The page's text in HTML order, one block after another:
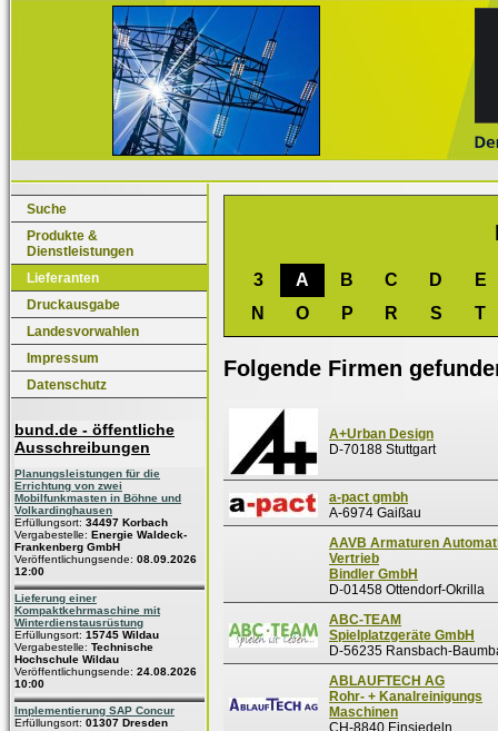
Suche
Produkte &
Dienstleistungen
Lieferanten
Druckausgabe
Landesvorwahlen
Impressum
Datenschutz
bund.de - öffentliche
Ausschreibungen
Planungsleistungen für die
Errichtung von zwei
Mobilfunkmasten in Böhne und
Volkardinghausen
Erfüllungsort: 34497 Korbach
Vergabestelle: Energie Waldeck-
Frankenberg GmbH
Veröffentlichungsende: 08.09.2026
12:00
Lieferung einer
Kompaktkehrmaschine mit
Winterdienstausrüstung
Erfüllungsort: 15745 Wildau
Vergabestelle: Technische
Hochschule Wildau
Veröffentlichungsende: 24.08.2026
10:00
Implementierung SAP Concur
Erfüllungsort: 01307 Dresden
3 A B C D
E
N
O P R S T
Folgende Firmen
A+Urban Design
D-70188 Stuttgart
a-pact gmbh
A-6974 Gaißau
AAVB Armaturen
Vertrieb
Bindler GmbH
D-01458 Ottendorf-Okrilla
ABC-TEAM
Spielplatzgeräte GmbH
D-56235 Ransbach-
ABLAUFTECH AG
Rohr- + Kanalreinigungs
Maschinen